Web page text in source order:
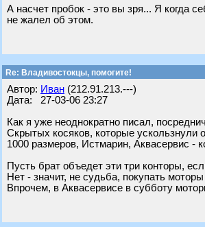
А насчет пробок - это вы зря... Я когда
не жалел об этом.
Re: Владивостокцы, помогите!
Автор: Иван (212.91.213.---)
Дата: 27-03-06 23:27
Как я уже неоднократно писал,
Скрытых косяков, которые ускользнули
1000 размеров, Истмарин, Аквасервис -
Пусть брат объедет эти три конторы,
Нет - значит, не судьба, покупать
Впрочем, в Аквасервисе в субботу